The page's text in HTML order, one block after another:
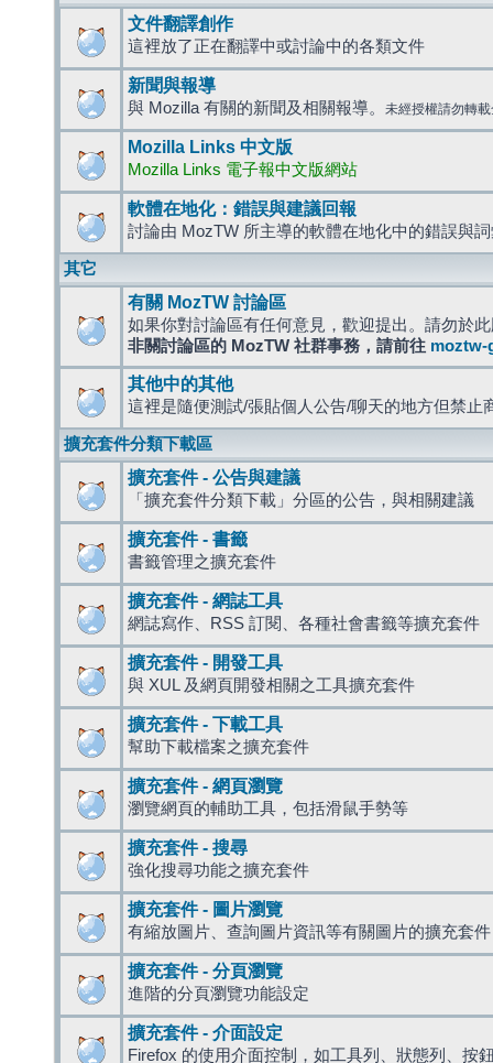
文件翻譯創作
這裡放了正在翻譯中或討論中的各類文件
新聞與報導
與 Mozilla 有關的新聞及相關報導。 未經授權請勿轉
Mozilla Links 中文版
Mozilla Links 電子報中文版網站
軟體在地化：錯誤與建議回報
討論由 MozTW 所主導的軟體在地化中的錯誤與
其它
有關 MozTW 討論區
如果你對討論區有任何意見，歡迎提出。請勿於
非關討論區的 MozTW 社群事務，請前往 moztw-
其他中的其他
這裡是隨便測試/張貼個人公告/聊天的地方但禁止
擴充套件分類下載區
擴充套件 - 公告與建議
「擴充套件分類下載」分區的公告，與相關建議
擴充套件 - 書籤
書籤管理之擴充套件
擴充套件 - 網誌工具
網誌寫作、RSS 訂閱、各種社會書籤等擴充套件
擴充套件 - 開發工具
與 XUL 及網頁開發相關之工具擴充套件
擴充套件 - 下載工具
幫助下載檔案之擴充套件
擴充套件 - 網頁瀏覽
瀏覽網頁的輔助工具，包括滑鼠手勢等
擴充套件 - 搜尋
強化搜尋功能之擴充套件
擴充套件 - 圖片瀏覽
有縮放圖片、查詢圖片資訊等有關圖片的擴充套件
擴充套件 - 分頁瀏覽
進階的分頁瀏覽功能設定
擴充套件 - 介面設定
Firefox 的使用介面控制，如工具列、狀態列、按